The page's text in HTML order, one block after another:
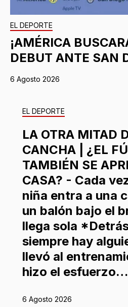
EL DEPORTE
¡AMÉRICA
DEBUT ANTE SAN
6 Agosto 2026
EL DEPORTE
LA OTRA MITAD
CANCHA | ¿EL
TAMBIÉN SE
CASA? - Cada
niña entra a una
un balón bajo el
llega sola
siempre hay
llevó al
hizo el esfuerzo…
6 Agosto 2026